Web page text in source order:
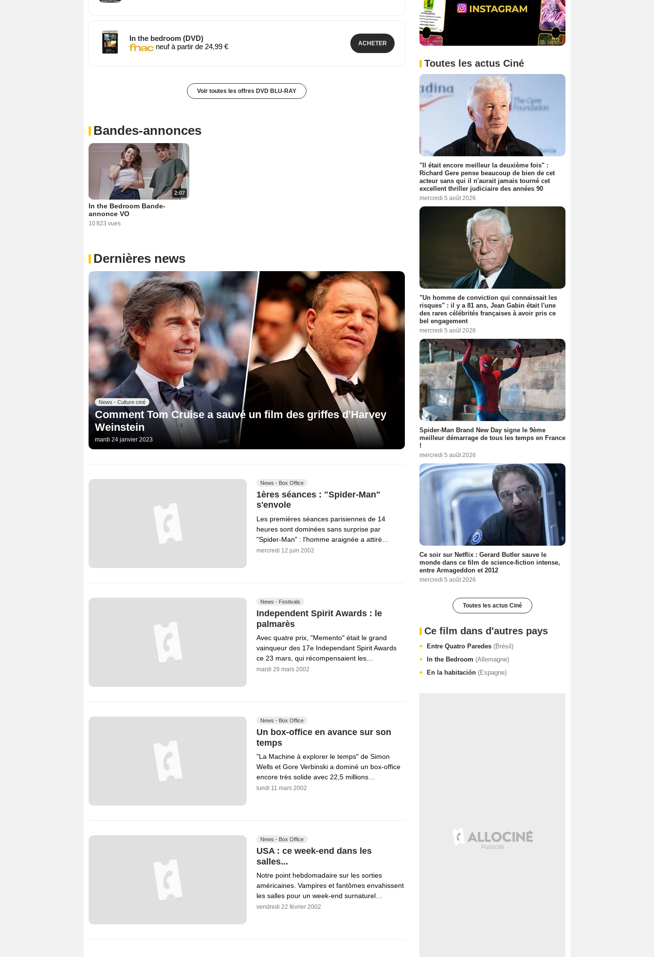
In the bedroom (DVD)
neuf à partir de 24,99 €
ACHETER
Voir toutes les offres DVD BLU-RAY
Bandes-annonces
2:07
In the Bedroom Bande-
annonce VO
10 823 vues
Dernières news
News - Culture ciné
Comment Tom Cruise a sauvé un film des griffes d'Harvey
Weinstein
mardi 24 janvier 2023
News - Box Office
1ères séances : "Spider-Man"
s'envole
Les premières séances parisiennes de 14
heures sont dominées sans surprise par
"Spider-Man" : l'homme araignée a attiré…
mercredi 12 juin 2002
News - Festivals
Independent Spirit Awards : le
palmarès
Avec quatre prix, "Memento" était le grand
vainqueur des 17e Independant Spirit Awards
ce 23 mars, qui récompensaient les…
mardi 26 mars 2002
News - Box Office
Un box-office en avance sur son
temps
"La Machine à explorer le temps" de Simon
Wells et Gore Verbinski a dominé un box-office
encore très solide avec 22,5 millions…
lundi 11 mars 2002
News - Box Office
USA : ce week-end dans les
salles...
Notre point hebdomadaire sur les sorties
américaines. Vampires et fantômes envahissent
les salles pour un week-end surnaturel…
vendredi 22 février 2002
Toutes les actus Ciné
"Il était encore meilleur la deuxième fois" :
Richard Gere pense beaucoup de bien de cet
acteur sans qui il n'aurait jamais tourné cet
excellent thriller judiciaire des années 90
mercredi 5 août 2026
"Un homme de conviction qui connaissait les
risques" : il y a 81 ans, Jean Gabin était l'une
des rares célébrités françaises à avoir pris ce
bel engagement
mercredi 5 août 2026
Spider-Man Brand New Day signe le 9ème
meilleur démarrage de tous les temps en France
!
mercredi 5 août 2026
Ce soir sur Netflix : Gerard Butler sauve le
monde dans ce film de science-fiction intense,
entre Armageddon et 2012
mercredi 5 août 2026
Toutes les actus Ciné
Ce film dans d'autres pays
Entre Quatro Paredes (Brésil)
In the Bedroom (Allemagne)
En la habitación (Espagne)